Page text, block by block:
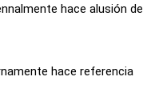
hace alusión de
hace referencia